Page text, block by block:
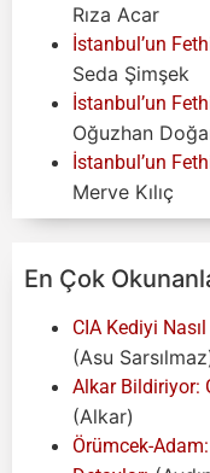
Rıza Acar
İstanbul’un
Seda Şimşek
İstanbul’un
Oğuzhan
İstanbul’un
Merve Kılıç
En Çok
CIA Kediyi
(Asu
Alkar Bildiriyor:
(Alkar)
Örümcek-